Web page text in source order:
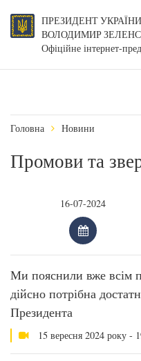
ПРЕЗИДЕНТ УКРАЇНИ
ВОЛОДИМИР
Офіційне інтернет-
Головна Новини
Промови та
Ми пояснили вже всім
дійсно потрібна
Президента
15 вересня 2024 року -